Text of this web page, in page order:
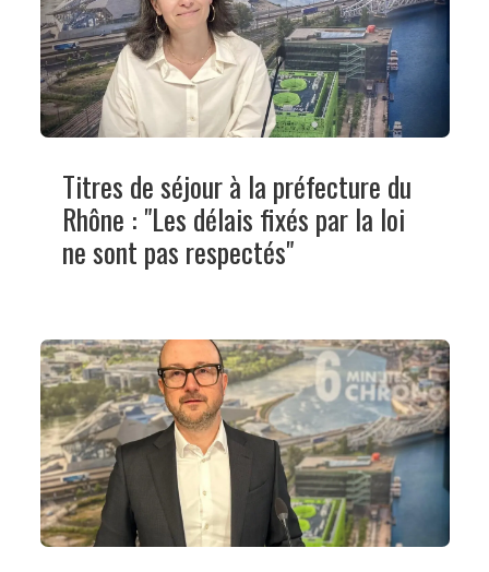
Titres de séjour à la préfecture du
Rhône : "Les délais fixés par la loi
ne sont pas respectés"